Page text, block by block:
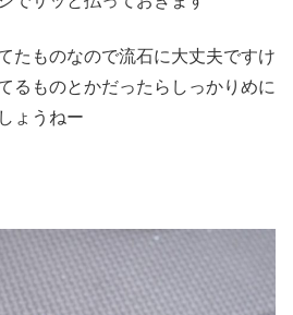
たものなので流石に大丈夫ですけ
るものとかだったらしっかりめに
ょうねー